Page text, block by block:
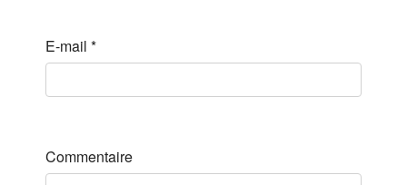
E-mail *
Commentaire